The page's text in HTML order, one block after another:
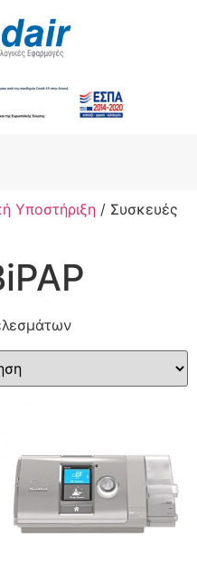
Υποστήριξη / Συσκευές